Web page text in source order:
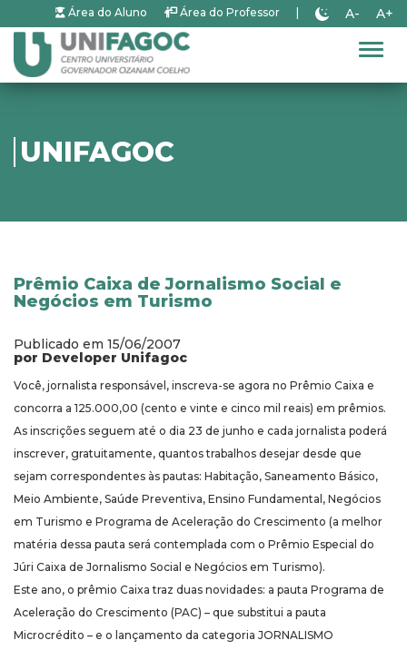
Área do Aluno Área do Professor A- A+
UNIFAGOC
Prêmio Caixa de Jornalismo Social e
Negócios em Turismo
Publicado em 15/06/2007
por Developer Unifagoc
Você, jornalista responsável, inscreva-se agora no Prêmio Caixa e
concorra a 125.000,00 (cento e vinte e cinco mil reais) em prêmios.
As inscrições seguem até o dia 23 de junho e cada jornalista poderá
inscrever, gratuitamente, quantos trabalhos desejar desde que
sejam correspondentes às pautas: Habitação, Saneamento Básico,
Meio Ambiente, Saúde Preventiva, Ensino Fundamental, Negócios
em Turismo e Programa de Aceleração do Crescimento (a melhor
matéria dessa pauta será contemplada com o Prêmio Especial do
Júri Caixa de Jornalismo Social e Negócios em Turismo).
Este ano, o prêmio Caixa traz duas novidades: a pauta Programa de
Aceleração do Crescimento (PAC) – que substitui a pauta
Microcrédito – e o lançamento da categoria JORNALISMO